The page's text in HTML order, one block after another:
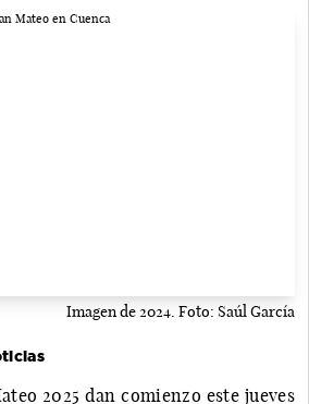
Imagen de 2024. Foto: Saúl García
2025 dan comienzo este jueves